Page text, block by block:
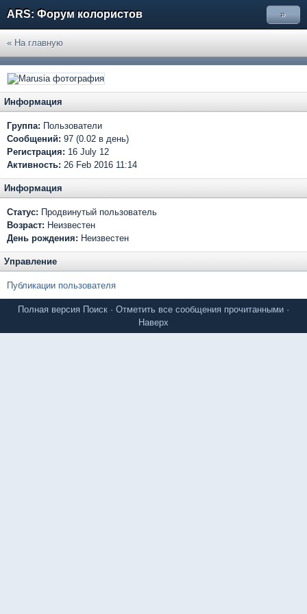
ARS: Форум колористов »
« На главную
Информация
Группа: Пользователи
Сообщений: 97 (0.02 в день)
Регистрация: 16 July 12
Активность: 26 Feb 2016 11:14
Информация
Статус: Продвинутый пользователь
Возраст: Неизвестен
День рождения: Неизвестен
Управление
Публикации пользователя
Полная версия Поиск · Отметить все сообщения прочитанными ·
Наверх